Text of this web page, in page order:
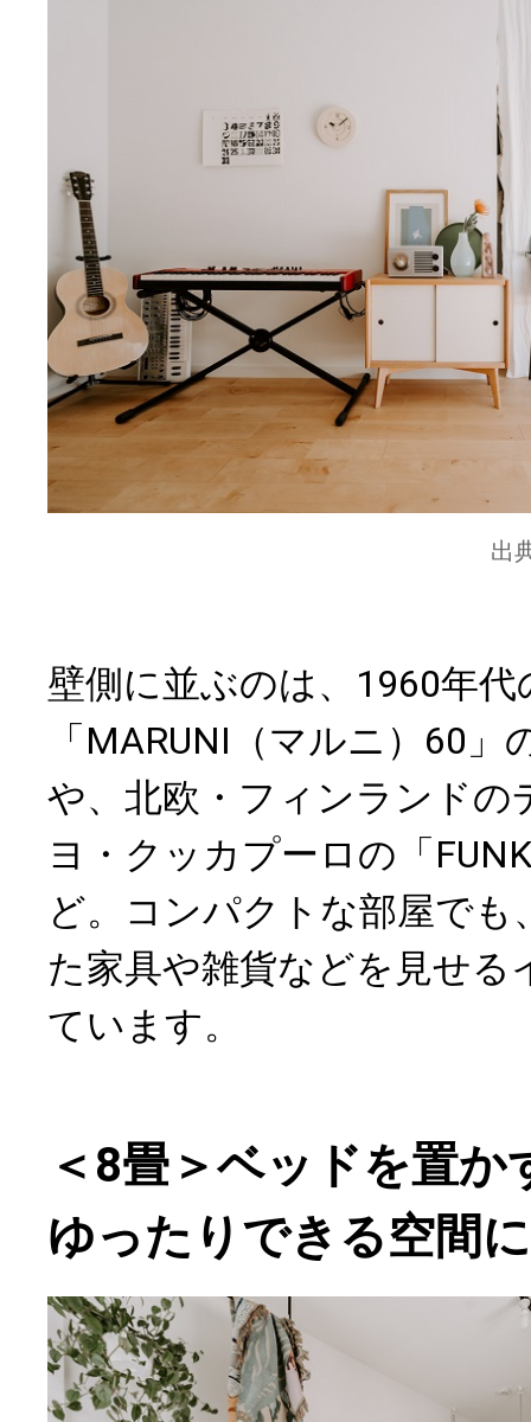
出
壁側に並ぶのは、1960年
「MARUNI（マルニ）60
や、北欧・フィンランドの
ヨ・クッカプーロの「
ど。コンパクトな部屋で
た家具や雑貨などを見せる
ています。
＜8畳＞ベッドを置か
ゆったりできる空間に